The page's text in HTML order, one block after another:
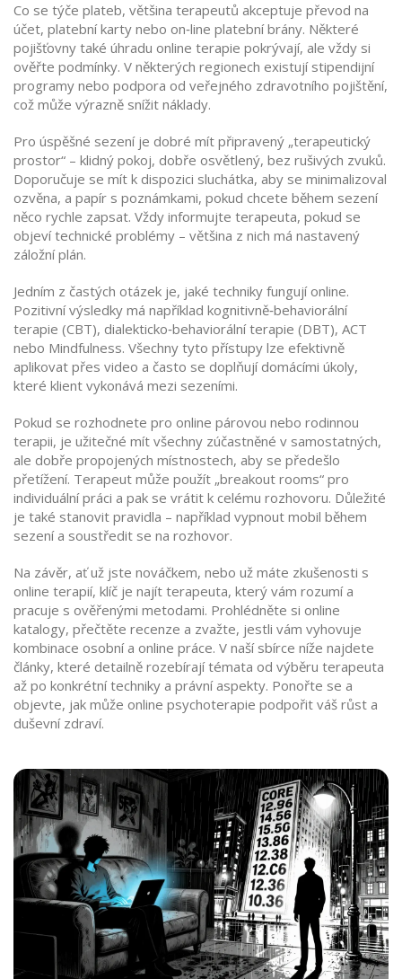
Co se týče plateb, většina terapeutů akceptuje převod na
účet, platební karty nebo on‑line platební brány. Některé
pojišťovny také úhradu online terapie pokrývají, ale vždy si
ověřte podmínky. V některých regionech existují stipendijní
programy nebo podpora od veřejného zdravotního pojištění,
což může výrazně snížit náklady.
Pro úspěšné sezení je dobré mít připravený „terapeutický
prostor“ – klidný pokoj, dobře osvětlený, bez rušivých zvuků.
Doporučuje se mít k dispozici sluchátka, aby se minimalizoval
ozvěna, a papír s poznámkami, pokud chcete během sezení
něco rychle zapsat. Vždy informujte terapeuta, pokud se
objeví technické problémy – většina z nich má nastavený
záložní plán.
Jedním z častých otázek je, jaké techniky fungují online.
Pozitivní výsledky má například kognitivně‑behaviorální
terapie (CBT), dialekticko‑behaviorální terapie (DBT), ACT
nebo Mindfulness. Všechny tyto přístupy lze efektivně
aplikovat přes video a často se doplňují domácími úkoly,
které klient vykonává mezi sezeními.
Pokud se rozhodnete pro online párovou nebo rodinnou
terapii, je užitečné mít všechny zúčastněné v samostatných,
ale dobře propojených místnostech, aby se předešlo
přetížení. Terapeut může použít „breakout rooms“ pro
individuální práci a pak se vrátit k celému rozhovoru. Důležité
je také stanovit pravidla – například vypnout mobil během
sezení a soustředit se na rozhovor.
Na závěr, ať už jste nováčkem, nebo už máte zkušenosti s
online terapií, klíč je najít terapeuta, který vám rozumí a
pracuje s ověřenými metodami. Prohlédněte si online
katalogy, přečtěte recenze a zvažte, jestli vám vyhovuje
kombinace osobní a online práce. V naší sbírce níže najdete
články, které detailně rozebírají témata od výběru terapeuta
až po konkrétní techniky a právní aspekty. Ponořte se a
objevte, jak může online psychoterapie podpořit váš růst a
duševní zdraví.